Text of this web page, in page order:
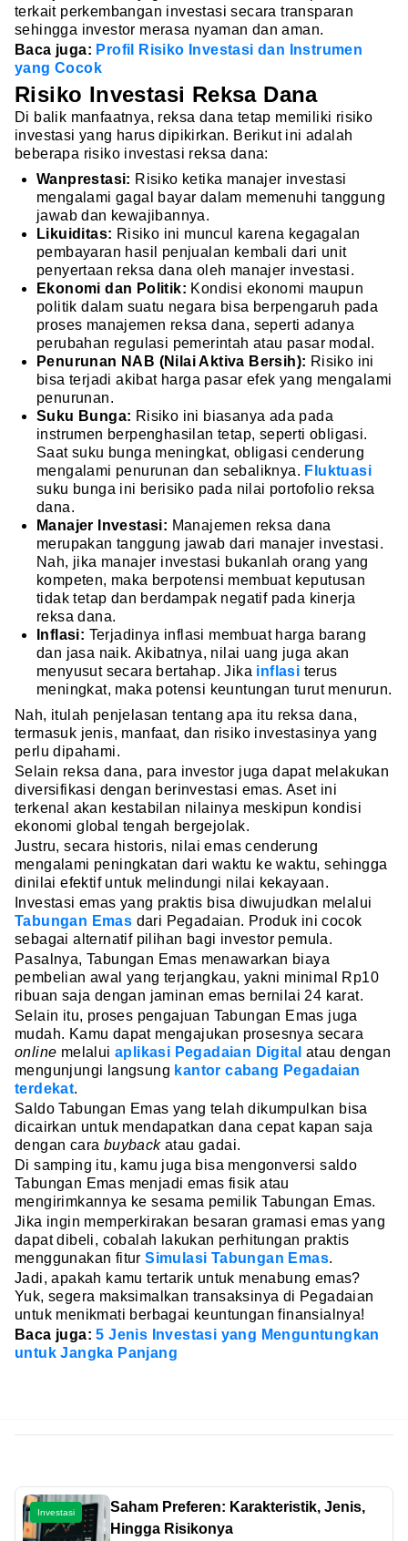
terkait perkembangan investasi secara transparan
sehingga investor merasa nyaman dan aman.
Baca juga: Profil Risiko Investasi dan Instrumen
yang Cocok
Risiko Investasi Reksa Dana
Di balik manfaatnya, reksa dana tetap memiliki risiko
investasi yang harus dipikirkan. Berikut ini adalah
beberapa risiko investasi reksa dana:
Wanprestasi: Risiko ketika manajer investasi
mengalami gagal bayar dalam memenuhi tanggung
jawab dan kewajibannya.
Likuiditas: Risiko ini muncul karena kegagalan
pembayaran hasil penjualan kembali dari unit
penyertaan reksa dana oleh manajer investasi.
Ekonomi dan Politik: Kondisi ekonomi maupun
politik dalam suatu negara bisa berpengaruh pada
proses manajemen reksa dana, seperti adanya
perubahan regulasi pemerintah atau pasar modal.
Penurunan NAB (Nilai Aktiva Bersih): Risiko ini
bisa terjadi akibat harga pasar efek yang mengalami
penurunan.
Suku Bunga: Risiko ini biasanya ada pada
instrumen berpenghasilan tetap, seperti obligasi.
Saat suku bunga meningkat, obligasi cenderung
mengalami penurunan dan sebaliknya. Fluktuasi
suku bunga ini berisiko pada nilai portofolio reksa
dana.
Manajer Investasi: Manajemen reksa dana
merupakan tanggung jawab dari manajer investasi.
Nah, jika manajer investasi bukanlah orang yang
kompeten, maka berpotensi membuat keputusan
tidak tetap dan berdampak negatif pada kinerja
reksa dana.
Inflasi: Terjadinya inflasi membuat harga barang
dan jasa naik. Akibatnya, nilai uang juga akan
menyusut secara bertahap. Jika inflasi terus
meningkat, maka potensi keuntungan turut menurun.
Nah, itulah penjelasan tentang apa itu reksa dana,
termasuk jenis, manfaat, dan risiko investasinya yang
perlu dipahami.
Selain reksa dana, para investor juga dapat melakukan
diversifikasi dengan berinvestasi emas. Aset ini
terkenal akan kestabilan nilainya meskipun kondisi
ekonomi global tengah bergejolak.
Justru, secara historis, nilai emas cenderung
mengalami peningkatan dari waktu ke waktu, sehingga
dinilai efektif untuk melindungi nilai kekayaan.
Investasi emas yang praktis bisa diwujudkan melalui
Tabungan Emas dari Pegadaian. Produk ini cocok
sebagai alternatif pilihan bagi investor pemula.
Pasalnya, Tabungan Emas menawarkan biaya
pembelian awal yang terjangkau, yakni minimal Rp10
ribuan saja dengan jaminan emas bernilai 24 karat.
Selain itu, proses pengajuan Tabungan Emas juga
mudah. Kamu dapat mengajukan prosesnya secara
online melaluiaplikasi Pegadaian Digital atau dengan
mengunjungi langsung kantor cabang Pegadaian
terdekat.
Saldo Tabungan Emas yang telah dikumpulkan bisa
dicairkan untuk mendapatkan dana cepat kapan saja
dengan cara buybackatau gadai.
Di samping itu, kamu juga bisa mengonversi saldo
Tabungan Emas menjadi emas fisik atau
mengirimkannya ke sesama pemilik Tabungan Emas.
Jika ingin memperkirakan besaran gramasi emas yang
dapat dibeli, cobalah lakukan perhitungan praktis
menggunakan fiturSimulasi Tabungan Emas.
Jadi, apakah kamu tertarik untuk menabung emas?
Yuk, segera maksimalkan transaksinya di Pegadaian
untuk menikmati berbagai keuntungan finansialnya!
Baca juga:5 Jenis Investasi yang Menguntungkan
untuk Jangka Panjang
Investasi
Saham Preferen: Karakteristik, Jenis,
Hingga Risikonya